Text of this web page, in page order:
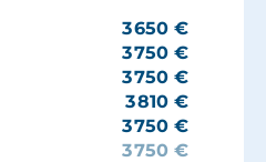
4 190 €
3 650 €
3 650 €
3 750 €
3 750 €
3 810 €
3 750 €
3 750 €